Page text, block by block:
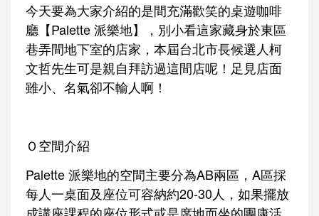
今天要為大家介紹的是間充滿歡笑的桌遊咖啡
廳【Palette 派樂地】，別小看這家藏身於東區
巷弄間地下室的店家，本屆台北市長候選人柯
文哲先生可是親自拜訪過這間店呢！足見店面
雖小、名氣卻不輸人啊！
Ｏ空間介紹
Palette 派樂地的空間主要分為AB兩區，A區採
每人一桌面及座位可容納約20-30人，如果擺放